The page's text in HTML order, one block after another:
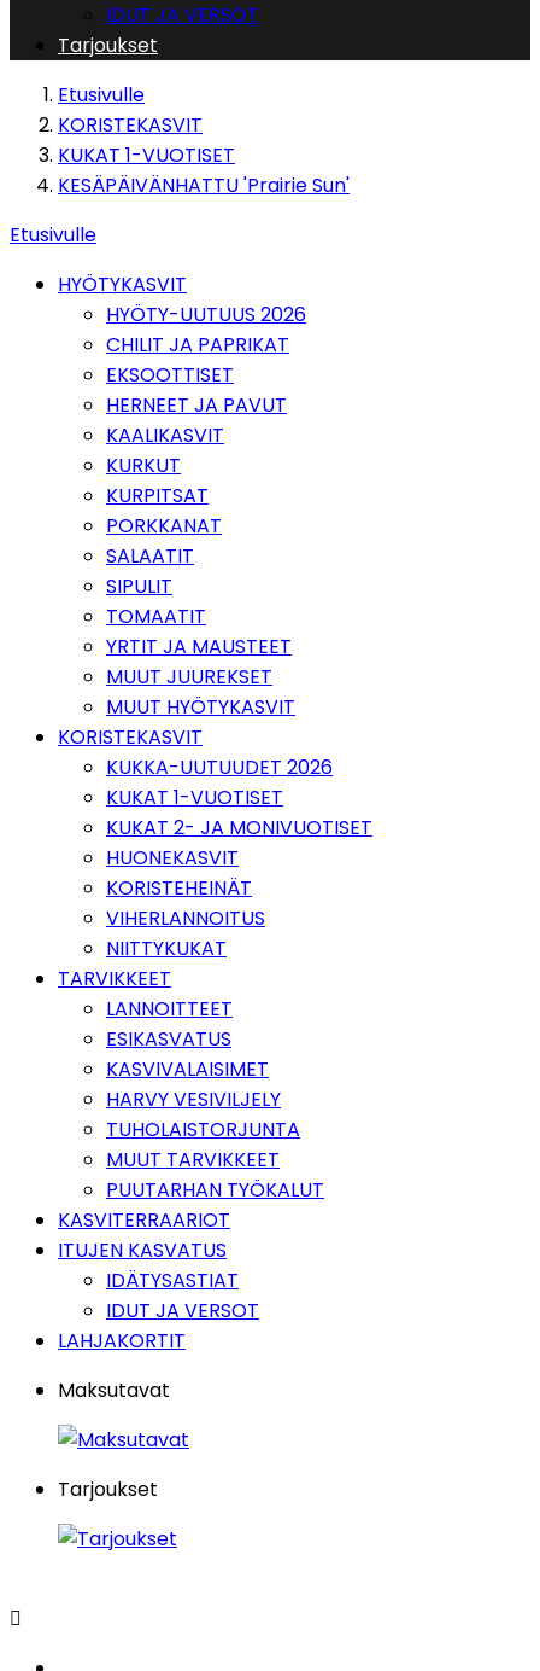
IDUT JA VERSOT
Tarjoukset
Etusivulle
KORISTEKASVIT
KUKAT 1-VUOTISET
KESÄPÄIVÄNHATTU 'Prairie Sun'
Etusivulle
HYÖTYKASVIT
HYÖTY-UUTUUS 2026
CHILIT JA PAPRIKAT
EKSOOTTISET
HERNEET JA PAVUT
KAALIKASVIT
KURKUT
KURPITSAT
PORKKANAT
SALAATIT
SIPULIT
TOMAATIT
YRTIT JA MAUSTEET
MUUT JUUREKSET
MUUT HYÖTYKASVIT
KORISTEKASVIT
KUKKA-UUTUUDET 2026
KUKAT 1-VUOTISET
KUKAT 2- JA MONIVUOTISET
HUONEKASVIT
KORISTEHEINÄT
VIHERLANNOITUS
NIITTYKUKAT
TARVIKKEET
LANNOITTEET
ESIKASVATUS
KASVIVALAISIMET
HARVY VESIVILJELY
TUHOLAISTORJUNTA
MUUT TARVIKKEET
PUUTARHAN TYÖKALUT
KASVITERRAARIOT
ITUJEN KASVATUS
IDÄTYSASTIAT
IDUT JA VERSOT
LAHJAKORTIT
Maksutavat
Tarjoukset
